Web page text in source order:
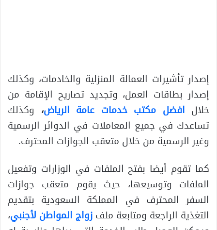
إصدار تأشيرات العمالة المنزلية والخادمات، وكذلك
إصدار بطاقات العمل، وتجديد تصاريح الإقامة من
خلال افضل مكتب خدمات عامة الرياض، وكذلك
تساعدك في جميع المعاملات في الدوائر الرسمية
وغير الرسمية من خلال متعقب الجوازات المحترف.
كما تقوم أيضا بفتح الملفات في الوزارات وتفعيل
الملفات وتوسيعها، حيث يقوم متعقب جوازات
السفر المحترف في المملكة السعودية بتقديم
التغذية الراجعة ومتابعة ملفزواج المواطن لأجنبي،